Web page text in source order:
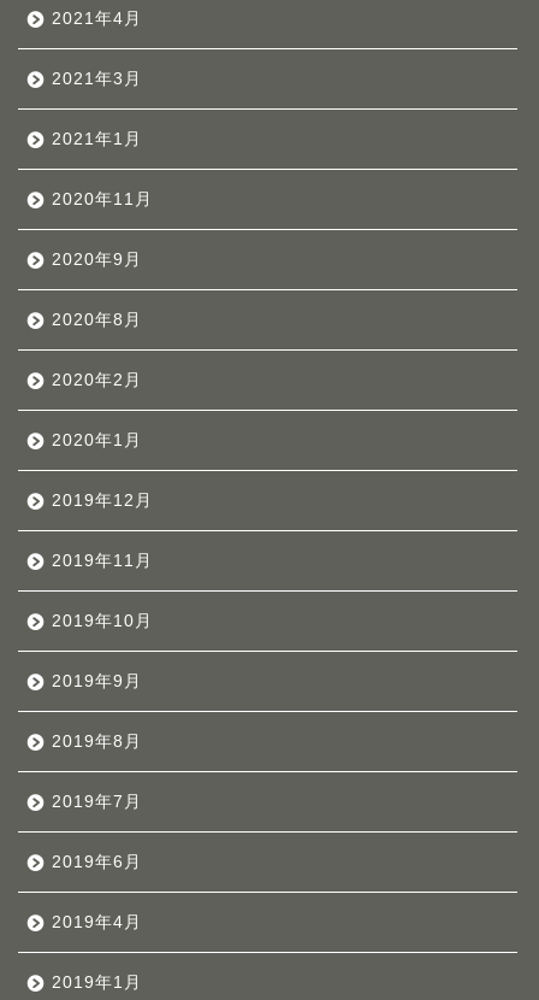
2021年4月
2021年3月
2021年1月
2020年11月
2020年9月
2020年8月
2020年2月
2020年1月
2019年12月
2019年11月
2019年10月
2019年9月
2019年8月
2019年7月
2019年6月
2019年4月
2019年1月